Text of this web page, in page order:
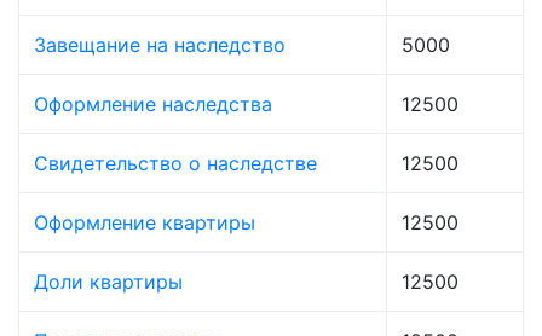
Завещание на наследство 5000
Оформление наследства 12500
Свидетельство о наследстве 12500
Оформление квартиры 12500
Доли квартиры 12500